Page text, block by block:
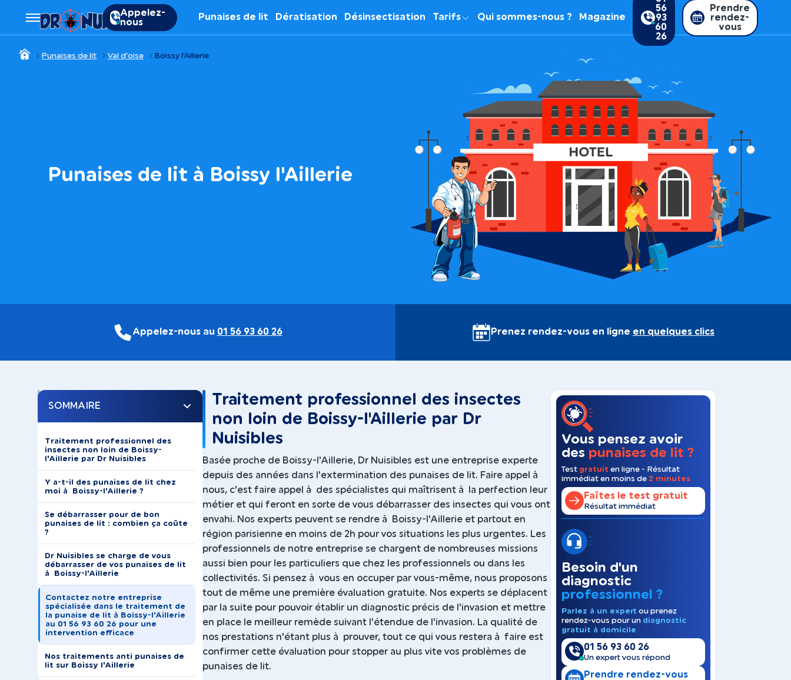
Appelez-
nous
Punaises de lit Dératisation Désinsectisation Tarifs Qui sommes-nous ? Magazine
56
93
60
26
Prendre
rendez-
vous
Punaises de lit Val d'oise Boissy l'Aillerie
Punaises de lit à Boissy l'Aillerie
Appelez-nous au 01 56 93 60 26 Prenez rendez-vous en ligne en quelques clics
SOMMAIRE
Traitement professionnel des
insectes non loin de Boissy-
l'Aillerie par Dr Nuisibles
Y a-t-il des punaises de lit chez
moi à Boissy-l'Aillerie ?
Se débarrasser pour de bon
punaises de lit : combien ça coûte
?
Dr Nuisibles se charge de vous
débarrasser de vos punaises de lit
à Boissy-l'Aillerie
Contactez notre entreprise
spécialisée dans le traitement de
la punaise de lit à Boissy-l'Aillerie
au 01 56 93 60 26 pour une
intervention efficace
Nos traitements anti punaises de
lit sur Boissy l'Aillerie
Traitement professionnel des insectes
non loin de Boissy-l'Aillerie par Dr
Nuisibles
Basée proche de Boissy-l'Aillerie, Dr Nuisibles est une entreprise experte
depuis des années dans l'extermination des punaises de lit. Faire appel à
nous, c'est faire appel à des spécialistes qui maîtrisent à la perfection leur
métier et qui feront en sorte de vous débarrasser des insectes qui vous ont
envahi. Nos experts peuvent se rendre à Boissy-l'Aillerie et partout en
région parisienne en moins de 2h pour vos situations les plus urgentes. Les
professionnels de notre entreprise se chargent de nombreuses missions
aussi bien pour les particuliers que chez les professionnels ou dans les
collectivités. Si pensez à vous en occuper par vous-même, nous proposons
tout de même une première évaluation gratuite. Nos experts se déplacent
par la suite pour pouvoir établir un diagnostic précis de l'invasion et mettre
en place le meilleur remède suivant l'étendue de l'invasion. La qualité de
nos prestations n'étant plus à prouver, tout ce qui vous restera à faire est
confirmer cette évaluation pour stopper au plus vite vos problèmes de
punaises de lit.
Vous pensez avoir
des punaises de lit ?
Test gratuit en ligne - Résultat
immédiat en moins de 2 minutes
Faîtes le test gratuit
Résultat immédiat
Besoin d'un
diagnostic
professionnel ?
Parlez à un expert ou prenez
rendez-vous pour un diagnostic
gratuit à domicile
01 56 93 60 26
Un expert vous répond
Prendre rendez-vous